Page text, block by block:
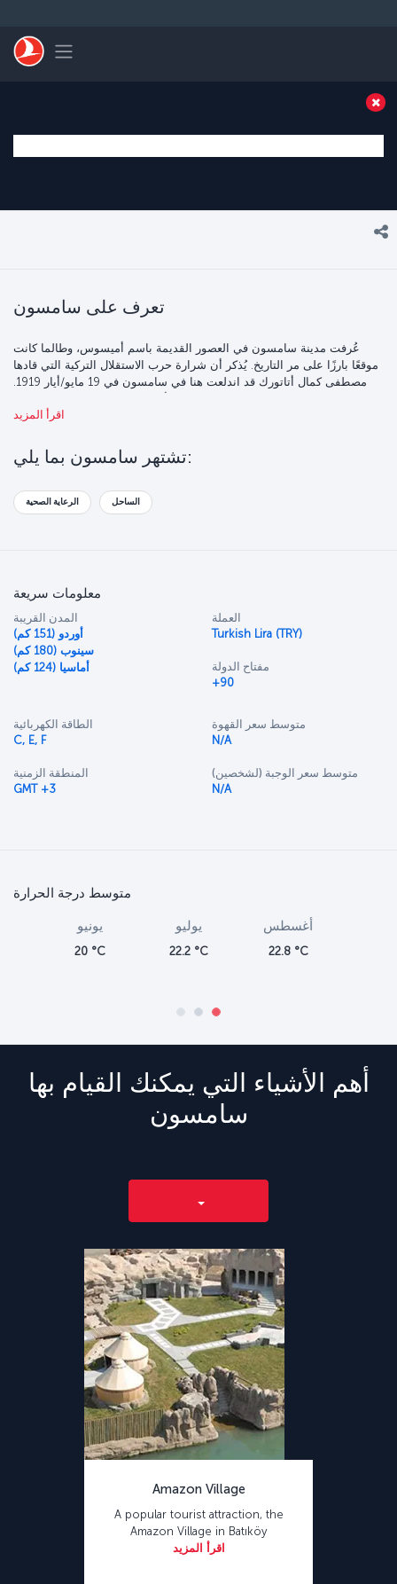
Toggle navigation
تعرف على سامسون
عُرفت مدينة سامسون في العصور القديمة باسم أميسوس، وطالما كانت
موقعًا بارزًا على مر التاريخ. يُذكر أن شرارة حرب الاستقلال التركية التي قادها
مصطفى كمال أتاتورك قد اندلعت هنا في سامسون في 19 مايو/أيار 1919.
والغابات والبحر، وهي مركز زراعي بين نهري هاليس وأيريس. كما تشتهر هذه
اقرأ المزيد
تشتهر سامسون بما يلي:
الرعاية الصحية الساحل
معلومات سريعة
المدن القريبة
أوردو (151 كم)
سينوب (180 كم)
أماسيا (124 كم)
العملة
Turkish Lira (TRY)
مفتاح الدولة
+90
الطاقة الكهربائية
C, E, F
المنطقة الزمنية
GMT +3
متوسط سعر القهوة
N/A
متوسط سعر الوجبة (لشخصين)
N/A
متوسط درجة الحرارة
نوفمبر
أهم الأشياء التي يمكنك القيام بها
سامسون
Amazon Village
A popular tourist attraction, the
Amazon Village in Batıköy
اقرأ المزيد